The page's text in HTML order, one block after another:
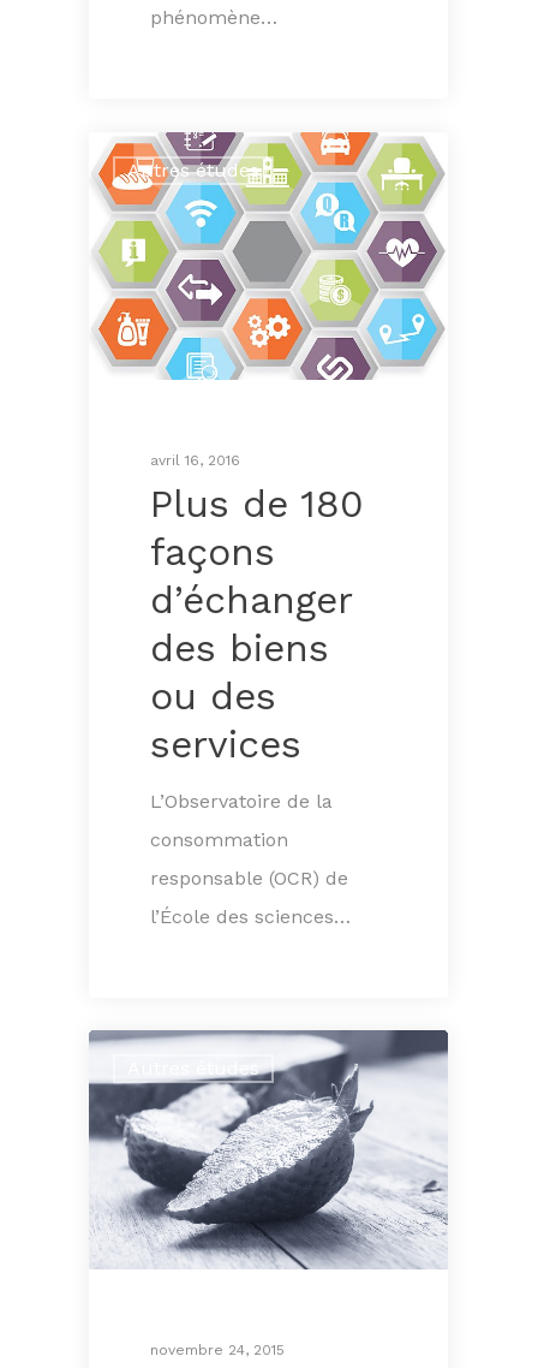
phénomène…
Autres études
avril 16, 2016
Plus de 180
façons
d’échanger
des biens
ou des
services
L’Observatoire de la
consommation
responsable (OCR) de
l’École des sciences…
Autres études
novembre 24, 2015